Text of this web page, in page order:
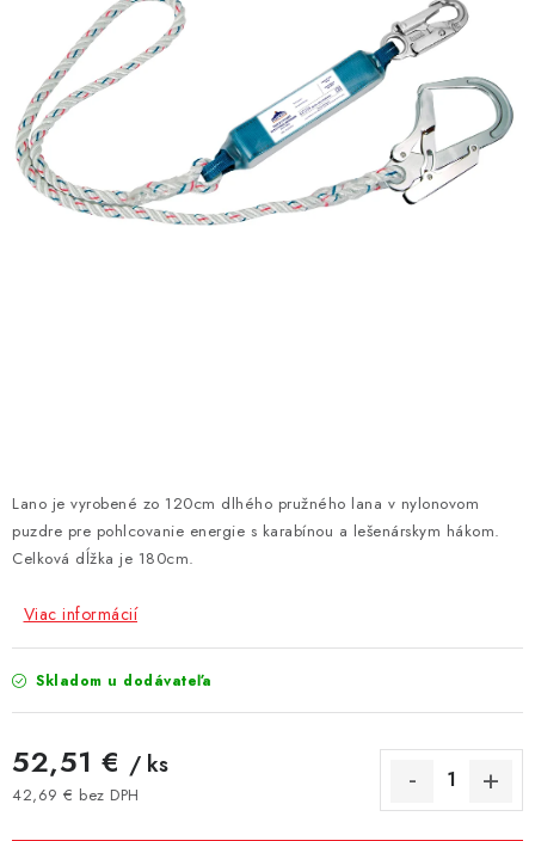
% OUTLET
Predajne Chránená dielňa
Pre firmy
Katalógy
Doprava, platba a zľavy
Potlač lôg
Formulár na výmenu tovaru
Kto sme
Reklamačný poriadok
Lano je vyrobené zo 120cm dlhého pružného lana v nylonovom
puzdre pre pohlcovanie energie s karabínou a lešenárskym hákom.
Celková dĺžka je 180cm.
Viac informácií
Skladom u dodávateľa
52,51 € / ks
42,69 € bez DPH